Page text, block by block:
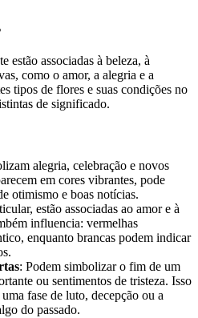
estão associadas à beleza, à
como o amor, a alegria e a
tipos de flores e suas condições no
de significado.
alegria, celebração e novos
em cores vibrantes, pode
otimismo e boas notícias.
estão associadas ao amor e à
influencia: vermelhas
enquanto brancas podem indicar
: Podem simbolizar o fim de um
ou sentimentos de tristeza. Isso
fase de luto, decepção ou a
do passado.